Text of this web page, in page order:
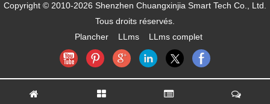
Copyright © 2010-2026 Shenzhen Chuangxinjia Smart Tech Co., Ltd.
Tous droits réservés.
Plancher
LLms LLms complet